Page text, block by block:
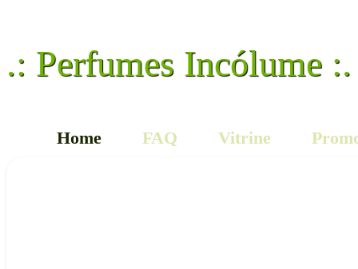
.: Perfumes Incólume :.
Home FAQ Vitrine